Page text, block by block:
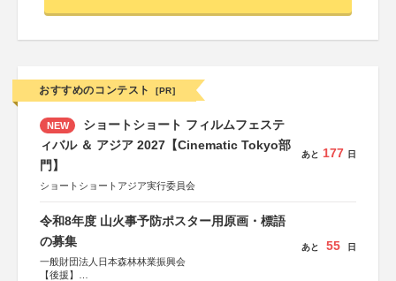
おすすめのコンテスト [PR]
NEW
ショートショート フィルムフェステ
ィバル ＆ アジア 2027【Cinematic Tokyo部
門】
ショートショートアジア実行委員会
あと 177 日
令和8年度 山火事予防ポスター用原画・標語
の募集
一般財団法人日本森林林業振興会
【後援】
あと 55 日